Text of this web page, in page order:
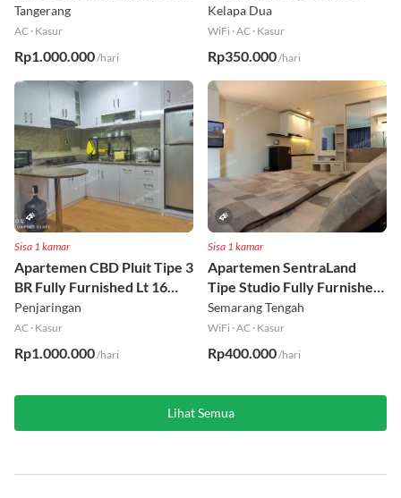
6
Tangerang
AC · Kasur
Rp1.000.000/hari
Fully Furnished Lt 8
Kelapa Dua
WiFi ·AC · Kasur
Rp350.000/hari
Sisa 1 kamar
Apartemen CBD Pluit Tipe 3
BR Fully Furnished Lt 16
Utara
Penjaringan
AC · Kasur
Rp1.000.000/hari
Sisa 1 kamar
Apartemen SentraLand
Tipe Studio Fully Furnished
Lt 8
Semarang Tengah
WiFi ·AC · Kasur
Rp400.000/hari
Lihat Semua